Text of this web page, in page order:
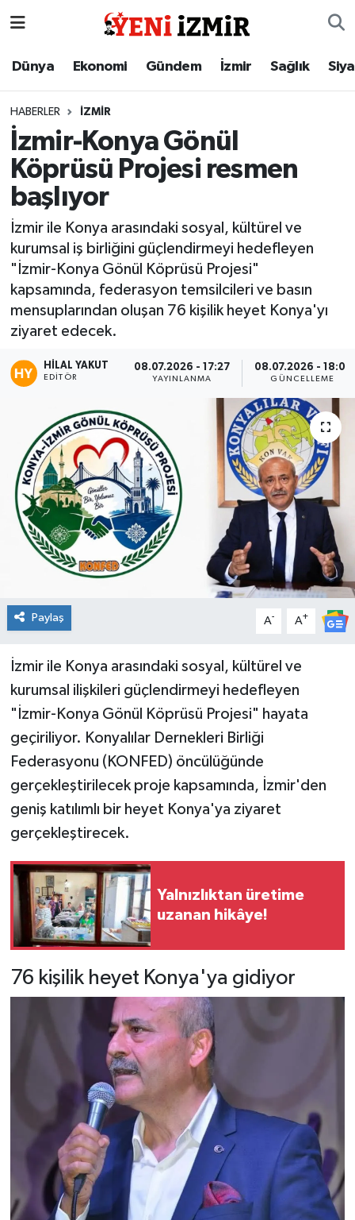
Dünya Ekonomi Gündem İzmir Sağlık
HABERLER İZMIR
İzmir-Konya Gönül
Köprüsü Projesi resmen
başlıyor
İzmir ile Konya arasındaki sosyal, kültürel ve
kurumsal iş birliğini güçlendirmeyi hedefleyen
"İzmir-Konya Gönül Köprüsü Projesi"
kapsamında, federasyon temsilcileri ve basın
mensuplarından oluşan 76 kişilik heyet Konya'yı
ziyaret edecek.
HILAL YAKUT
EDITÖR
08.07.2026 - 17:27
YAYINLANMA
08.07.2026 - 18:01
GÜNCELLEME
Paylaş A- A+
İzmir ile Konya arasındaki sosyal, kültürel ve
kurumsal ilişkileri güçlendirmeyi hedefleyen
"İzmir-Konya Gönül Köprüsü Projesi" hayata
geçiriliyor. Konyalılar Dernekleri Birliği
Federasyonu (KONFED) öncülüğünde
gerçekleştirilecek proje kapsamında, İzmir'den
geniş katılımlı bir heyet Konya'ya ziyaret
gerçekleştirecek.
Yalnızlıktan üretime
uzanan hikâye!
76 kişilik heyet Konya'ya gidiyor
Dünya
Gündem
İzmir
Sağlık
Siyaset
Magazin
Spor
Teknoloji
Tatil ve Seyahat
Çevre
Okul Gazetesi
İzmir Nöbetçi Eczaneler
İzmir Namaz Vakitleri
İzmir Trafik Yoğunluk Haritası
Süper Lig Puan Durumu ve Fikstür
Tüm Manşetler
Son Dakika Haberleri